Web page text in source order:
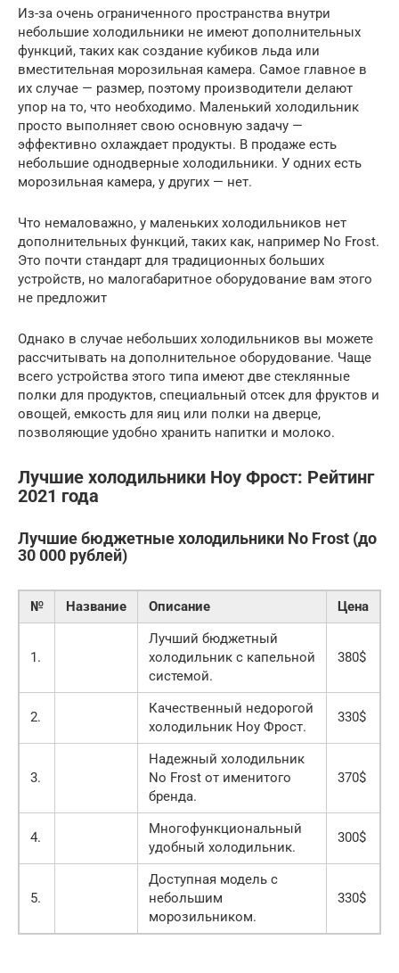
Из-за очень ограниченного пространства внутри
небольшие холодильники не имеют дополнительных
функций, таких как создание кубиков льда или
вместительная морозильная камера. Самое главное в
их случае — размер, поэтому производители делают
упор на то, что необходимо. Маленький холодильник
просто выполняет свою основную задачу —
эффективно охлаждает продукты. В продаже есть
небольшие однодверные холодильники. У одних есть
морозильная камера, у других — нет.
Что немаловажно, у маленьких холодильников нет
дополнительных функций, таких как, например No Frost.
Это почти стандарт для традиционных больших
устройств, но малогабаритное оборудование вам этого
не предложит
Однако в случае небольших холодильников вы можете
рассчитывать на дополнительное оборудование. Чаще
всего устройства этого типа имеют две стеклянные
полки для продуктов, специальный отсек для фруктов и
овощей, емкость для яиц или полки на дверце,
позволяющие удобно хранить напитки и молоко.
Лучшие холодильники Ноу Фрост: Рейтинг
2021 года
Лучшие бюджетные холодильники No Frost (до
30 000 рублей)
№ Название Описание Цена
1.
Лучший бюджетный
холодильник с капельной
системой.
380$
2.
Качественный недорогой
холодильник Ноу Фрост.
330$
3.
Надежный холодильник
No Frost от именитого
бренда.
370$
4.
Многофункциональный
удобный холодильник.
300$
5.
Доступная модель с
небольшим
морозильником.
330$